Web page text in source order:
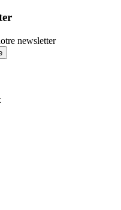
newsletter